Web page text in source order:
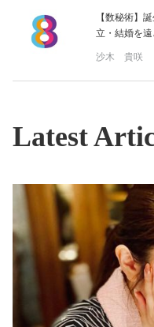
【数秘術】
立・結婚を
沙木 貴咲
Latest